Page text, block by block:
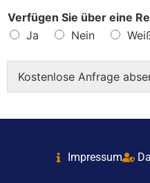
Verfügen Sie über eine
Ja
Nein
Kostenlose Anfrage
Impressum